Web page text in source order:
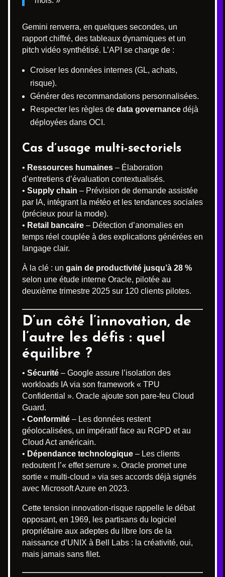
Gemini renverra, en quelques secondes, un
rapport chiffré, des tableaux dynamiques et un
pitch vidéo synthétisé. L’API se charge de :
Croiser les données internes (GL, achats,
risque).
Générer des recommandations personnalisées.
Respecter les règles de data governance déjà
déployées dans OCI.
Cas d’usage multi-sectoriels
• Ressources humaines – Élaboration
d’entretiens d’évaluation contextualisés.
• Supply chain – Prévision de demande assistée
par IA, intégrant la météo et les tendances sociales
(précieux pour la mode).
• Retail bancaire – Détection d’anomalies en
temps réel couplée à des explications générées en
langage clair.
À la clé : un gain de productivité jusqu’à 28 %
selon une étude interne Oracle, pilotée au
deuxième trimestre 2025 sur 120 clients pilotes.
D’un côté l’innovation, de
l’autre les défis : quel
équilibre ?
• Sécurité – Google assure l’isolation des
workloads IA via son framework « TPU
Confidential ». Oracle ajoute son pare-feu Cloud
Guard.
• Conformité – Les données restent
géolocalisées, un impératif face au RGPD et au
Cloud Act américain.
• Dépendance technologique – Les clients
redoutent l’« effet serrure ». Oracle promet une
sortie « multi-cloud » via ses accords déjà signés
avec Microsoft Azure en 2023.
Cette tension innovation-risque rappelle le débat
opposant, en 1969, les partisans du logiciel
propriétaire aux adeptes du libre lors de la
naissance d’UNIX à Bell Labs : la créativité, oui,
mais jamais sans filet.